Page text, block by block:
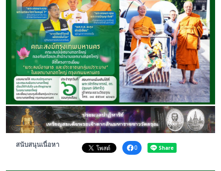
พระดอทกะฉ่อน
กะฉ่อนช้อปปิ้ง
ติดต่อ
สนับสนุนเนื่อหา 0